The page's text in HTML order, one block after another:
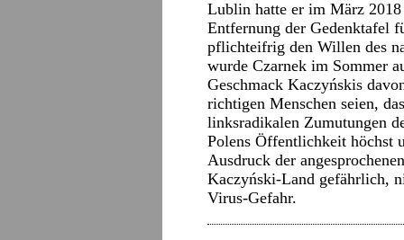
Lublin hatte er im März
Entfernung der Gedenktafel
pflichteifrig den Willen des
wurde Czarnek im Sommer
Geschmack Kaczyńskis
richtigen Menschen seien,
linksradikalen Zumutungen
Polens Öffentlichkeit höchst
Ausdruck der
Kaczyński-Land gefährlich,
Virus-Gefahr.